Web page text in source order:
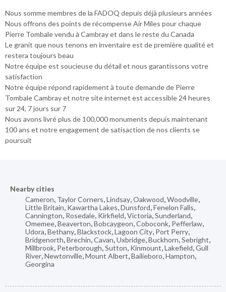
Nous somme membres de la FADOQ depuis déjà plusieurs années
Nous offrons des points de récompense Air Miles pour chaque
Pierre Tombale vendu à Cambray et dans le reste du Canada
Le granit que nous tenons en inventaire est de première qualité et
restera toujours beau
Notre équipe est soucieuse du détail et nous garantissons votre
satisfaction
Notre équipe répond rapidement à toute demande de Pierre
Tombale Cambray et notre site internet est accessible 24 heures
sur 24, 7 jours sur 7
Nous avons livré plus de 100,000 monuments depuis maintenant
100 ans et notre engagement de satisaction de nos clients se
poursuit
Nearby cities
Cameron, Taylor Corners,Lindsay,Oakwood,Woodville,
Little Britain, Kawartha Lakes,Dunsford,Fenelon Falls,
Cannington, Rosedale, Kirkfield,Victoria,Sunderland,
Omemee,Beaverton,Bobcaygeon,Coboconk, Pefferlaw,
Udora,Bethany,Blackstock,Lagoon City, Port Perry,
Bridgenorth,Brechin,Cavan,Uxbridge,Buckhorn,Sebright,
Millbrook, Peterborough,Sutton, Kinmount,Lakefield,Gull
River,Newtonville,Mount Albert,Bailieboro,Hampton,
Georgina